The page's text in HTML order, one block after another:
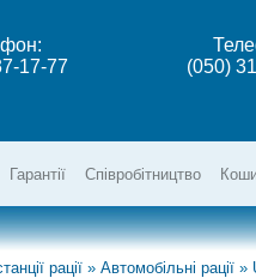
17-77
(050)
Гарантії Співробітництво
рації » Автомобільні рації »